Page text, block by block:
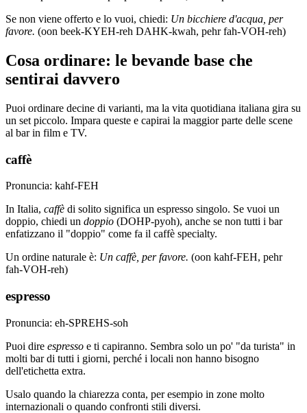
Se non viene offerto e lo vuoi, chiedi: Un bicchiere d'acqua, per
favore. (oon beek-KYEH-reh DAHK-kwah, pehr fah-VOH-reh)
Cosa ordinare: le bevande base che
sentirai davvero
Puoi ordinare decine di varianti, ma la vita quotidiana italiana gira su
un set piccolo. Impara queste e capirai la maggior parte delle scene
al bar in film e TV.
caffè
Pronuncia: kahf-FEH
In Italia, caffè di solito significa un espresso singolo. Se vuoi un
doppio, chiedi un doppio (DOHP-pyoh), anche se non tutti i bar
enfatizzano il "doppio" come fa il caffè specialty.
Un ordine naturale è: Un caffè, per favore. (oon kahf-FEH, pehr
fah-VOH-reh)
espresso
Pronuncia: eh-SPREHS-soh
Puoi dire espresso e ti capiranno. Sembra solo un po' "da turista" in
molti bar di tutti i giorni, perché i locali non hanno bisogno
dell'etichetta extra.
Usalo quando la chiarezza conta, per esempio in zone molto
internazionali o quando confronti stili diversi.